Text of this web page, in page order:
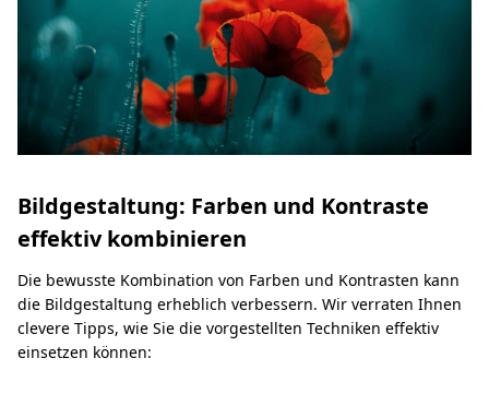
Bildgestaltung: Farben und Kontraste
effektiv kombinieren
Die bewusste Kombination von Farben und Kontrasten kann
die Bildgestaltung erheblich verbessern. Wir verraten Ihnen
clevere Tipps, wie Sie die vorgestellten Techniken effektiv
einsetzen können: